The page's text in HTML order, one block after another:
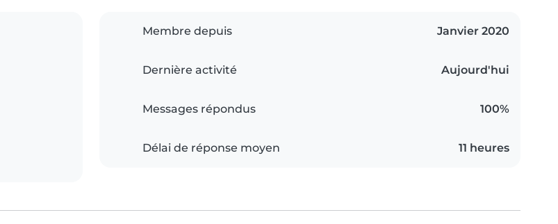
Membre depuis Janvier 2020
Dernière activité Aujourd'hui
Messages répondus 100%
Délai de réponse moyen 11 heures